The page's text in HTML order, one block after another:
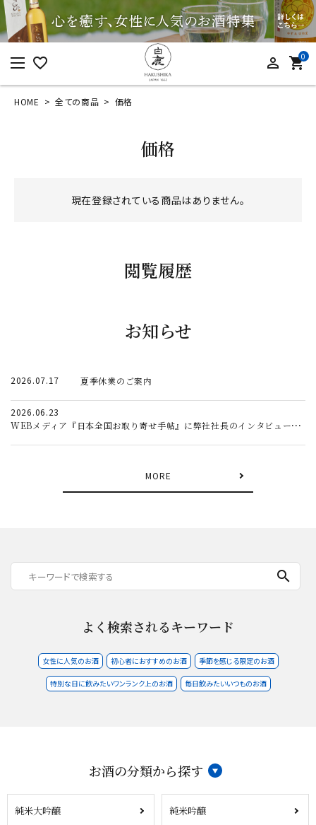
favorite_border person_outline 0
shopping_cart
ログイン 新規会員登録
カテゴリーから探す
ギフト
受賞酒
飲み比べ
HOME 全ての商品 価格
価格
現在登録されている商品はありません。
閲覧履歴
お知らせ
2026.07.17 夏季休業のご案内
2026.06.23
WEBメディア『日本全国お取り寄せ手帖』に弊社社長のインタビュー記事が掲載されました。
MORE
search
よく検索されるキーワード
女性に人気のお酒 初心者におすすめのお酒 季節を感じる限定のお酒
特別な日に飲みたいワンランク上のお酒 毎日飲みたいいつものお酒
お酒の分類から探す
純米大吟醸 純米吟醸